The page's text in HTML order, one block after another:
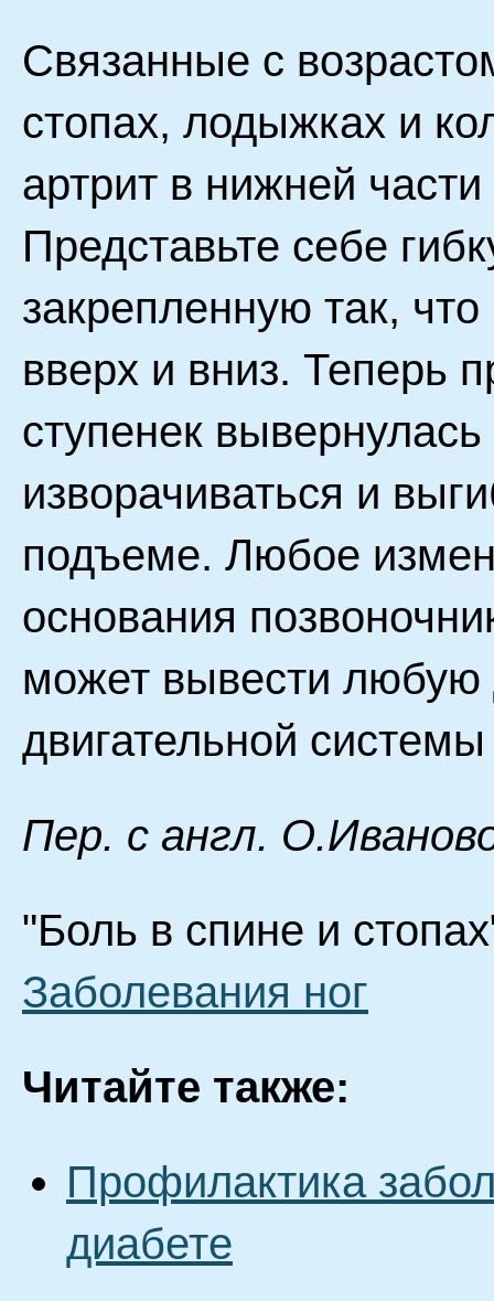
Связанные с
стопах, лодыжках и
артрит в нижней
Представьте себе
закрепленную так,
вверх и вниз. Теперь
ступенек
изворачиваться и
подъеме. Любое
основания
может вывести любую
двигательной
Пер. с англ.
"Боль в спине и
Заболевания ног
Читайте также:
Профилактика
диабете